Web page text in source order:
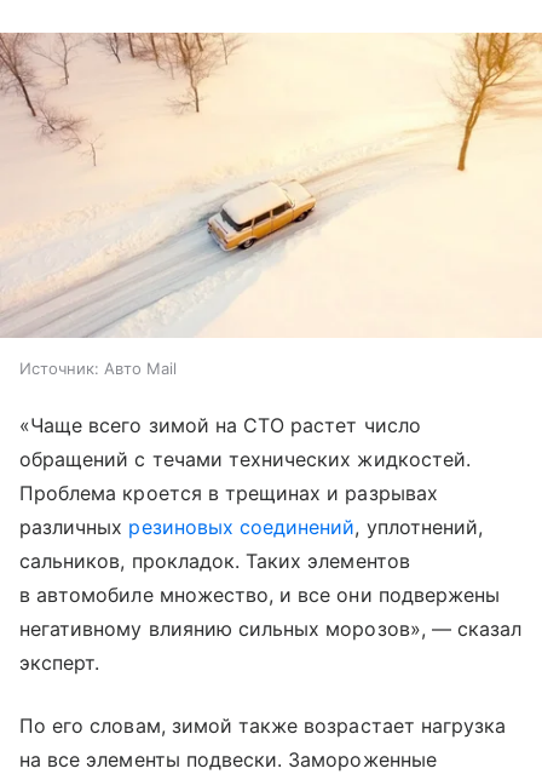
Источник: Авто Mail
«Чаще всего зимой на СТО растет число
обращений с течами технических жидкостей.
Проблема кроется в трещинах и разрывах
различных резиновых соединений, уплотнений,
сальников, прокладок. Таких элементов
в автомобиле множество, и все они подвержены
негативному влиянию сильных морозов», — сказал
эксперт.
По его словам, зимой также возрастает нагрузка
на все элементы подвески. Замороженные